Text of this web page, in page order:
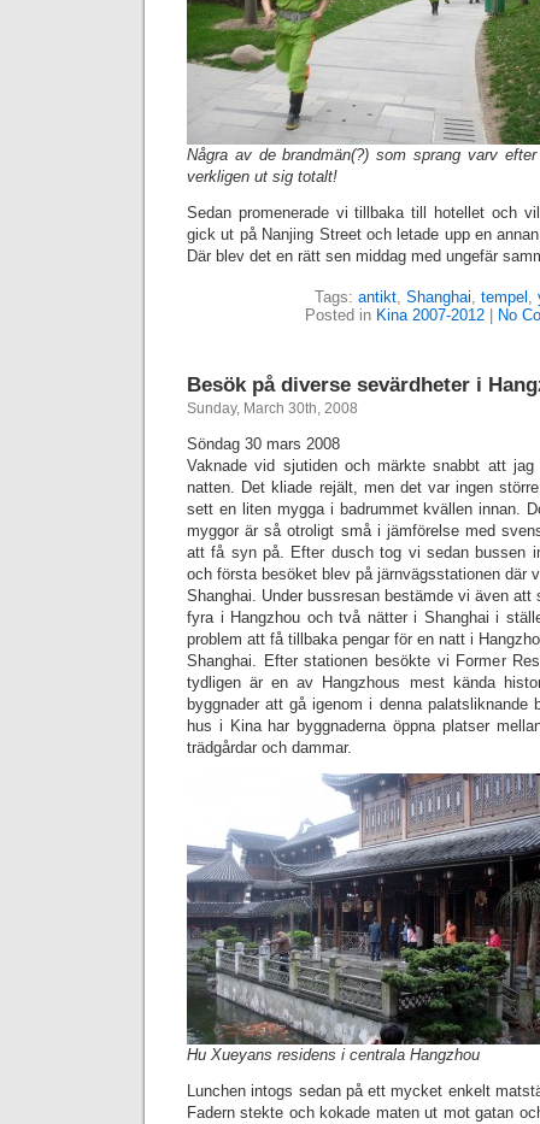
Några av de brandmän(?) som sprang varv
verkligen ut sig totalt!
Sedan promenerade vi tillbaka till hotellet och
gick ut på Nanjing Street och letade upp en
Där blev det en rätt sen middag med ungefär
Tags: antikt, Shanghai, tempel ,
Posted in Kina 2007-2012 No
Besök på diverse sevärdheter i
Sunday, March 30th, 2008
Söndag 30 mars 2008
Vaknade vid sjutiden och märkte snabbt att
natten. Det kliade rejält, men det var ingen
sett en liten mygga i badrummet kvällen innan.
myggor är så otroligt små i jämförelse med
att få syn på. Efter dusch tog vi sedan bussen
och första besöket blev på järnvägsstationen där
Shanghai. Under bussresan bestämde vi även
fyra i Hangzhou och två nätter i Shanghai i
problem att få tillbaka pengar för en natt i
Shanghai. Efter stationen besökte vi Former
tydligen är en av Hangzhous mest kända
byggnader att gå igenom i denna palatsliknande
hus i Kina har byggnaderna öppna platser
trädgårdar och dammar.
Hu Xueyans residens i centrala Hangzhou
Lunchen intogs sedan på ett mycket enkelt
Fadern stekte och kokade maten ut mot gatan